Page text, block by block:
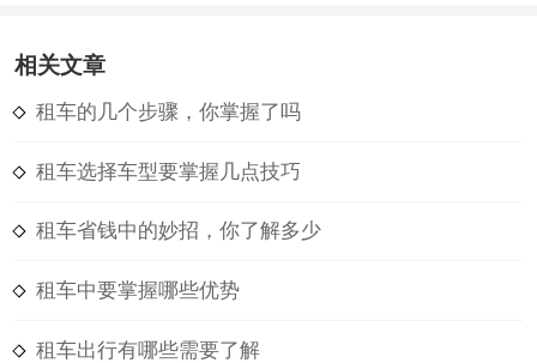
相关文章
租车的几个步骤，你掌握了吗
租车选择车型要掌握几点技巧
租车省钱中的妙招，你了解多少
租车中要掌握哪些优势
租车出行有哪些需要了解